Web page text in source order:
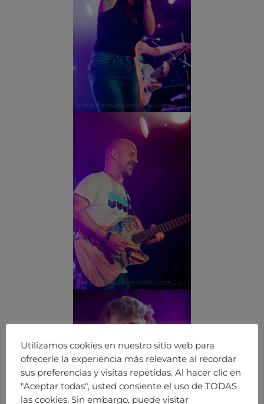
Utilizamos cookies en nuestro sitio web para
ofrecerle la experiencia más relevante al recordar
sus preferencias y visitas repetidas. Al hacer clic en
"Aceptar todas", usted consiente el uso de TODAS
las cookies. Sin embargo, puede visitar